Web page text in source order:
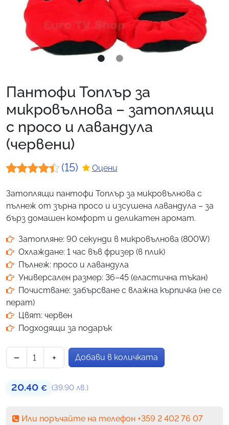
Пантофи Топлър за
микровълнова – затоплящи
с просо и лавандула
(червени)
4.33от 5,
базирано
на
потребителски
оценки
(15) Оцени
Затоплящи пантофи Топлър за микровълнова с
пълнеж от зърна просо и изсушена лавандула – за
бърз домашен комфорт и деликатен аромат.
Затопляне: 90 секунди в микровълнова (800W)
Охлаждане: 1 час във фризер (в плик)
Пълнеж: просо и лавандула
Универсален размер: 36–45 (еластична тъкан)
Почистване: забърсване с влажна кърпичка (не се
перат)
Цвят: червен
Подходящи за подарък
количество за Пантофи Топлър за микровълнова –
− + Добави в количката
20.40 € (39.90 лв.)
Или поръчайте на телефон +359 2 402 76 07